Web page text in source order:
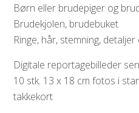
Børn eller brudepiger og
Brudekjolen, brudebuket
Ringe, hår, stemning, detaljer
Digitale reportagebilleder
10 stk. 13 x 18 cm fotos i
takkekort